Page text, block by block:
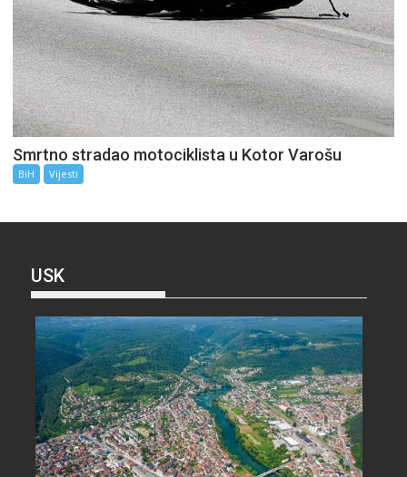
Smrtno stradao motociklista u Kotor Varošu
BiH Vijesti
USK